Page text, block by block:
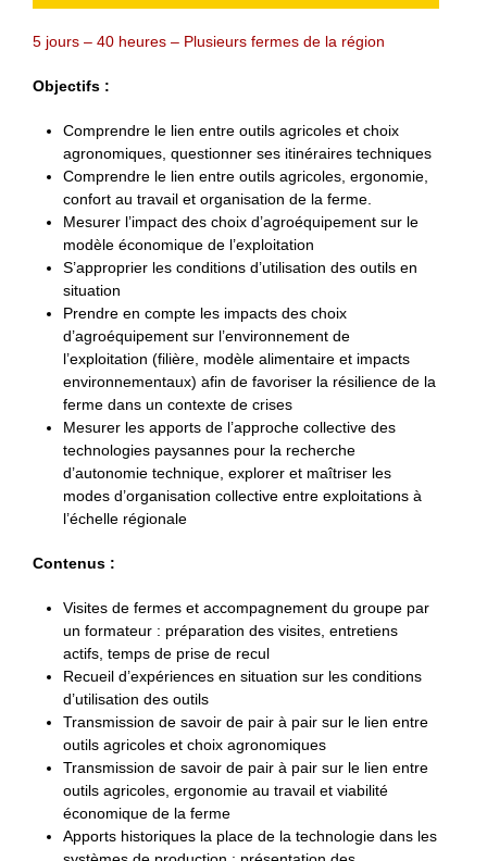
5 jours – 40 heures – Plusieurs fermes de la région
Objectifs :
Comprendre le lien entre outils agricoles et choix
agronomiques, questionner ses itinéraires techniques
Comprendre le lien entre outils agricoles, ergonomie,
confort au travail et organisation de la ferme.
Mesurer l’impact des choix d’agroéquipement sur le
modèle économique de l’exploitation
S’approprier les conditions d’utilisation des outils en
situation
Prendre en compte les impacts des choix
d’agroéquipement sur l’environnement de
l’exploitation (filière, modèle alimentaire et impacts
environnementaux) afin de favoriser la résilience de la
ferme dans un contexte de crises
Mesurer les apports de l’approche collective des
technologies paysannes pour la recherche
d’autonomie technique, explorer et maîtriser les
modes d’organisation collective entre exploitations à
l’échelle régionale
Contenus :
Visites de fermes et accompagnement du groupe par
un formateur : préparation des visites, entretiens
actifs, temps de prise de recul
Recueil d’expériences en situation sur les conditions
d’utilisation des outils
Transmission de savoir de pair à pair sur le lien entre
outils agricoles et choix agronomiques
Transmission de savoir de pair à pair sur le lien entre
outils agricoles, ergonomie au travail et viabilité
économique de la ferme
Apports historiques la place de la technologie dans les